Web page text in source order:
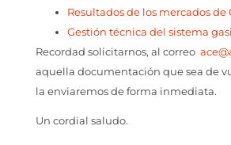
Resultados de los mercados de
Gestión técnica del sistema
Recordad solicitarnos, al correo
aquella documentación que sea de
la enviaremos de forma inmediata.
Un cordial saludo.